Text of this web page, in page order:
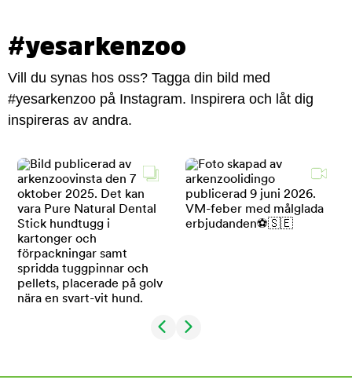
#yesarkenzoo
Vill du synas hos oss? Tagga din bild med
#yesarkenzoo på Instagram. Inspirera och låt dig
inspireras av andra.